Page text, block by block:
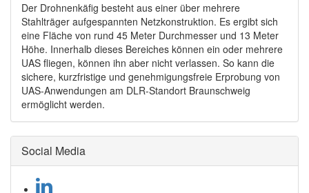
Der Drohnenkäfig besteht aus einer über mehrere
Stahlträger aufgespannten Netzkonstruktion. Es ergibt sich
eine Fläche von rund 45 Meter Durchmesser und 13 Meter
Höhe. Innerhalb dieses Bereiches können ein oder mehrere
UAS fliegen, können ihn aber nicht verlassen. So kann die
sichere, kurzfristige und genehmigungsfreie Erprobung von
UAS-Anwendungen am DLR-Standort Braunschweig
ermöglicht werden.
Social Media